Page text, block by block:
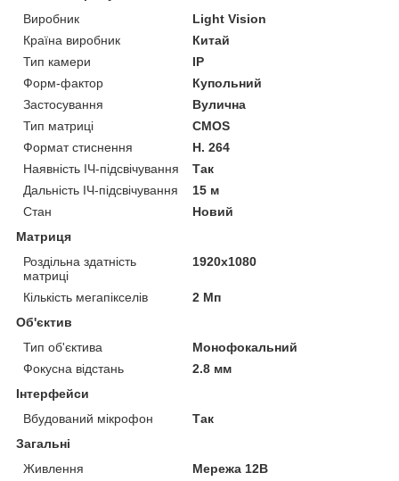
Виробник
Light Vision
Країна виробник
Китай
Тип камери
IP
Форм-фактор
Купольний
Застосування
Вулична
Тип матриці
CMOS
Формат стиснення
H. 264
Наявність ІЧ-підсвічування
Так
Дальність ІЧ-підсвічування
15 м
Стан
Новий
Матриця
Роздільна здатність
матриці
1920x1080
Кількість мегапікселів
2 Мп
Об'єктив
Тип об'єктива
Монофокальний
Фокусна відстань
2.8 мм
Інтерфейси
Вбудований мікрофон
Так
Загальні
Живлення
Мережа 12В